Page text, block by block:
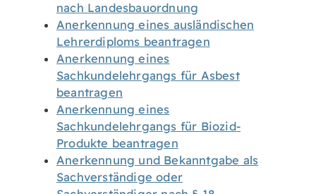
nach Landesbauordnung
Anerkennung eines ausländischen
Lehrerdiploms beantragen
Anerkennung eines
Sachkundelehrgangs für Asbest
beantragen
Anerkennung eines
Sachkundelehrgangs für Biozid-
Produkte beantragen
Anerkennung und Bekanntgabe als
Sachverständige oder